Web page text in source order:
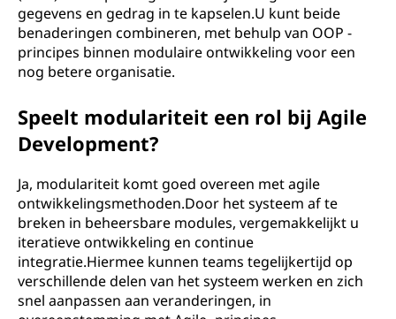
gegevens en gedrag in te kapselen.U kunt beide
benaderingen combineren, met behulp van OOP -
principes binnen modulaire ontwikkeling voor een
nog betere organisatie.
Speelt modulariteit een rol bij Agile
Development?
Ja, modulariteit komt goed overeen met agile
ontwikkelingsmethoden.Door het systeem af te
breken in beheersbare modules, vergemakkelijkt u
iteratieve ontwikkeling en continue
integratie.Hiermee kunnen teams tegelijkertijd op
verschillende delen van het systeem werken en zich
snel aanpassen aan veranderingen, in